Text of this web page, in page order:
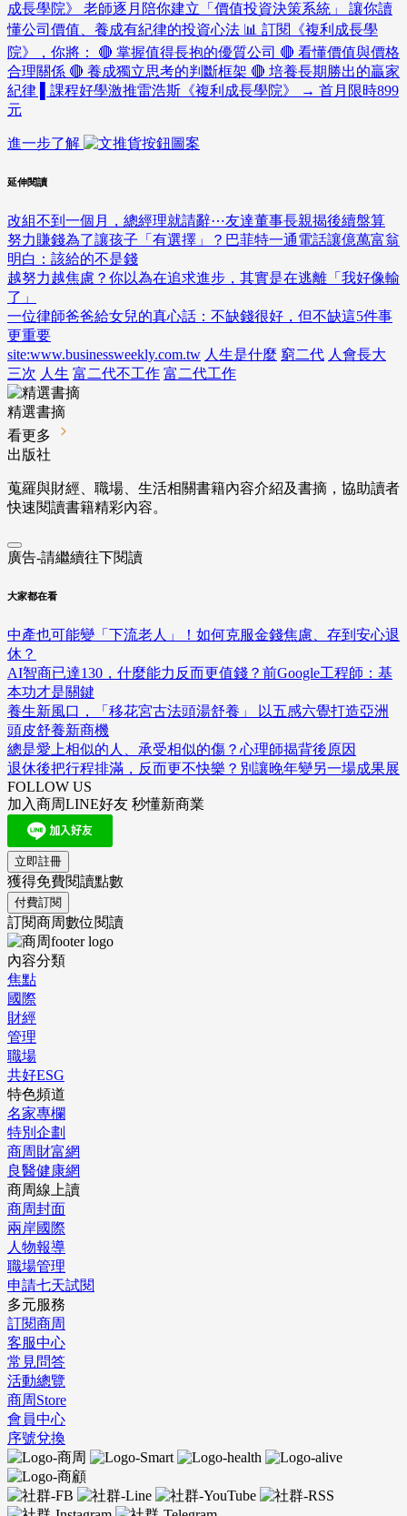
成長學院》 老師逐月陪你建立「價值投資決策系統」 讓你讀
懂公司價值、養成有紀律的投資心法 📊 訂閱《複利成長學
院》，你將： 🔴 掌握值得長抱的優質公司 🔴 看懂價值與價格
合理關係 🔴 養成獨立思考的判斷框架 🔴 培養長期勝出的贏家
紀律 ▌課程好學激推雷浩斯《複利成長學院》 → 首月限時899
元
進一步了解
延伸閱讀
改組不到一個月，總經理就請辭⋯友達董事長親揭後續盤算
努力賺錢為了讓孩子「有選擇」？巴菲特一通電話讓億萬富翁
明白：該給的不是錢
越努力越焦慮？你以為在追求進步，其實是在逃離「我好像輸
了」
一位律師爸爸給女兒的真心話：不缺錢很好，但不缺這5件事
更重要
site:www.businessweekly.com.tw 人生是什麼 窮二代 人會長大
三次 人生 富二代不工作 富二代工作
精選書摘
看更多
出版社
蒐羅與財經、職場、生活相關書籍內容介紹及書摘，協助讀者
快速閱讀書籍精彩內容。
廣告-請繼續往下閱讀
大家都在看
中產也可能變「下流老人」！如何克服金錢焦慮、存到安心退
休？
AI智商已達130，什麼能力反而更值錢？前Google工程師：基
本功才是關鍵
養生新風口，「移花宮古法頭湯舒養」 以五感六覺打造亞洲
頭皮舒養新商機
總是愛上相似的人、承受相似的傷？心理師揭背後原因
退休後把行程排滿，反而更不快樂？別讓晚年變另一場成果展
FOLLOW US
加入商周LINE好友 秒懂新商業
立即註冊
獲得免費閱讀點數
付費訂閱
訂閱商周數位閱讀
內容分類
焦點
國際
財經
管理
職場
共好ESG
特色頻道
名家專欄
特別企劃
商周財富網
良醫健康網
商周線上讀
商周封面
兩岸國際
人物報導
職場管理
申請七天試閱
多元服務
訂閱商周
客服中心
常見問答
活動總覽
商周Store
會員中心
序號兌換